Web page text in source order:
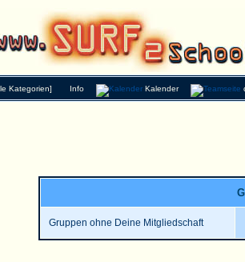
Kategorien] Info Kalender
Gruppen ohne Deine Mitgliedschaft